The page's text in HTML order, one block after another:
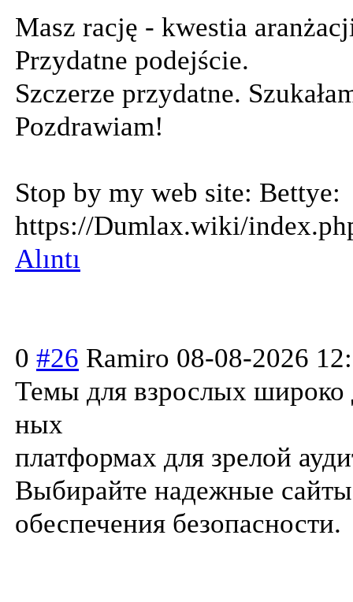
Masz rację - kwestia
Przydatne podejście.
Szczerze przydatne.
Pozdrawiam!
Stop by my web site: Bettye:
https://Dumlax.wiki/
Alıntı
0 #26 Ramiro 08-08-2026
Темы для взрослых широко
ных
платформах для зрелой
Выбирайте надежные
обеспечения безопасности.